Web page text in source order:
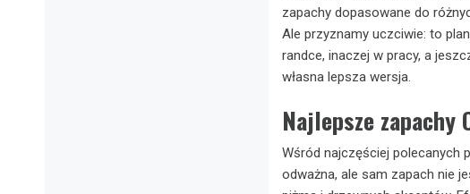
zapachy dopasowane do
Ale przyznamy uczciwie: to
randce, inaczej w pracy, a
własna lepsza wersja.
Najlepsze
Wśród najczęściej polecanych
odważna, ale sam zapach nie